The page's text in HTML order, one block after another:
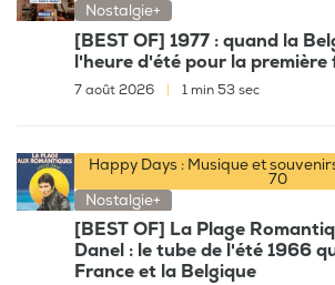
Nostalgie+
[BEST OF] 1977 : quand la
l'heure d'été pour la première
7 août 2026 1 min 53 sec
Happy Days : Musique et
70
Nostalgie+
[BEST OF] La Plage
Danel : le tube de l'été 1966
France et la Belgique